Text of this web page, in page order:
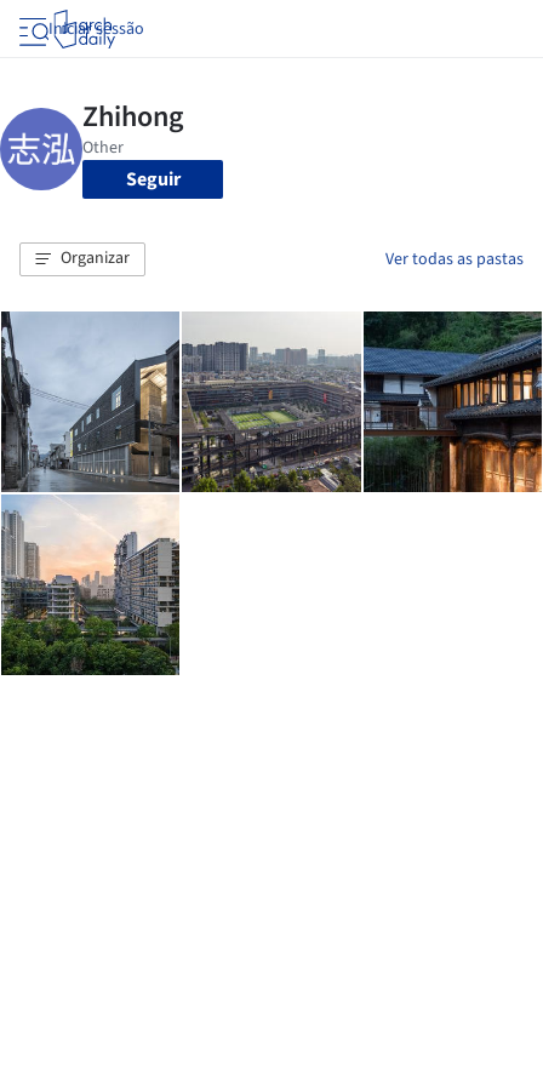
Iniciar sessão
Seguir
Organizar Ver todas as pastas